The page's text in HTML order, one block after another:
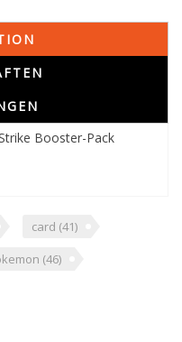
Booster-Pack
card (41)
(46)